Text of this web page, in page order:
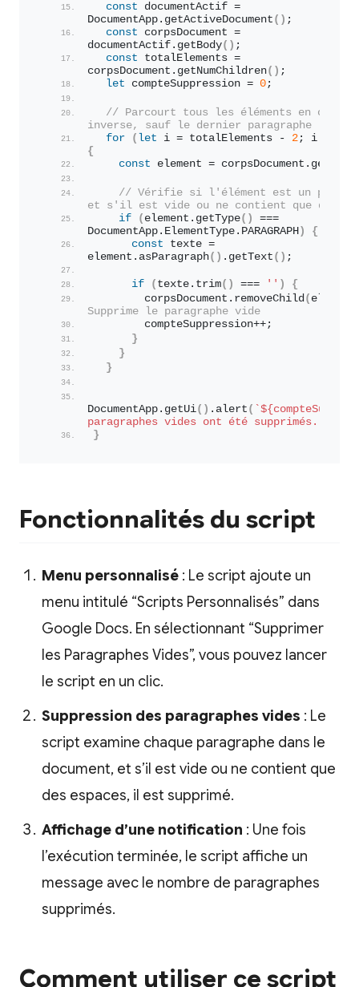
const documentActif =
DocumentApp. getActiveDocument ( ) ;
const corpsDocument =
documentActif. getBody( ) ;
const totalElements =
corpsDocument. getNumChildren( ) ;
let compteSuppression = 0;
// Parcourt tous les éléments en ordre
inverse, sauf le dernier paragraphe
for
( let i = totalElements - 2; i >=
{
const element = corpsDocument.
// Vérifie si l'élément est un
et s'il est vide ou ne contient que des
if
( element. getType( )
===
DocumentApp. ElementType . PARAGRAPH )
{
const texte =
element. asParagraph( ) . getText ( ) ;
if ( texte. trim( ) === '' )
{
        corpsDocument.
removeChild( element
Supprime le paragraphe vide
        compteSuppression++;
}
}
}
DocumentApp. getUi( ) . alert ( `
paragraphes vides ont été supprimés.`
}
Fonctionnalités du script
Menu personnalisé : Le script ajoute un
menu intitulé “Scripts Personnalisés” dans
Google Docs. En sélectionnant “Supprimer
les Paragraphes Vides”, vous pouvez lancer
le script en un clic.
Suppression des paragraphes vides : Le
script examine chaque paragraphe dans le
document, et s’il est vide ou ne contient que
des espaces, il est supprimé.
Affichage d’une notification : Une fois
l’exécution terminée, le script affiche un
message avec le nombre de paragraphes
supprimés.
Comment utiliser ce script